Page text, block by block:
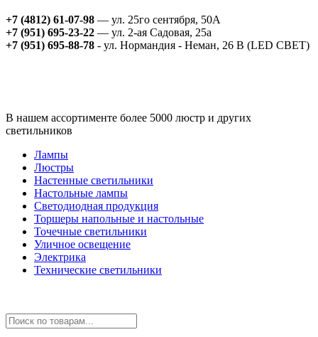
+7 (4812) 61-07-98 — ул. 25го сентября, 50А
+7 (951) 695-23-22 — ул. 2-ая Садовая, 25а
+7 (951) 695-88-78 - ул. Нормандия - Неман, 26 В (LED СВЕТ)
В нашем ассортименте более 5000 люстр и других
светильников
Лампы
Люстры
Настенные светильники
Настольные лампы
Светодиодная продукция
Торшеры напольные и настольные
Точечные светильники
Уличное освещение
Электрика
Технические светильники